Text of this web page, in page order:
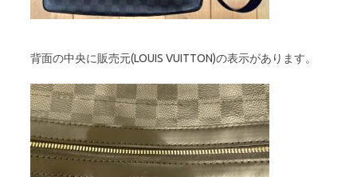
背面の中央に販売元(LOUIS VUITTON)の表示があります。